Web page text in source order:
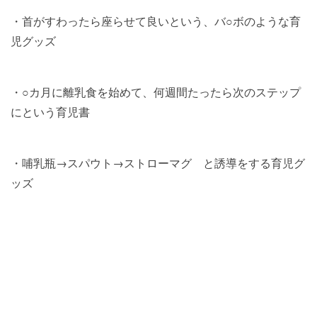
・首がすわったら座らせて良いという、バ○ボのような育
児グッズ
・○カ月に離乳食を始めて、何週間たったら次のステップ
にという育児書
・哺乳瓶→スパウト→ストローマグ と誘導をする育児グ
ッズ